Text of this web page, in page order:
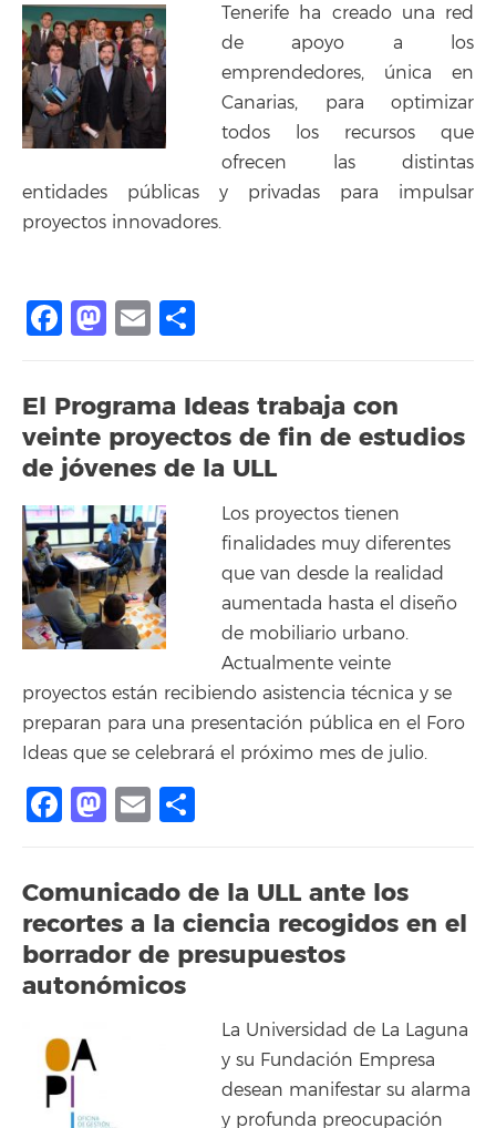
Tenerife ha creado una red
de apoyo a los
emprendedores, única en
Canarias, para optimizar
todos los recursos que
ofrecen las distintas
entidades públicas y privadas para impulsar
proyectos innovadores.
Facebook
Mastodon
Email
El Programa Ideas trabaja con
veinte proyectos de fin de estudios
de jóvenes de la ULL
Los proyectos tienen
finalidades muy diferentes
que van desde la realidad
aumentada hasta el diseño
de mobiliario urbano.
Actualmente veinte
proyectos están recibiendo asistencia técnica y se
preparan para una presentación pública en el Foro
Ideas que se celebrará el próximo mes de julio.
Facebook
Mastodon
Email
Comunicado de la ULL ante los
recortes a la ciencia recogidos en el
borrador de presupuestos
autonómicos
La Universidad de La Laguna
y su Fundación Empresa
desean manifestar su alarma
y profunda preocupación